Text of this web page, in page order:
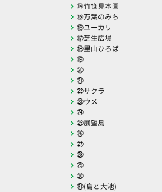
⑭竹笹見本園
⑮万葉のみち
⑯ユーカリ
⑰芝生広場
⑱里山ひろば
⑲
⑳
㉑
㉒サクラ
㉓ウメ
㉔
㉕展望島
㉖
㉗
㉘
㉙
㉚
㉛(島と大池)